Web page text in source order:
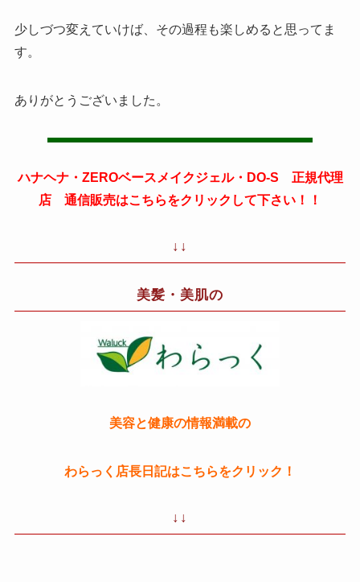
少しづつ変えていけば、その過程も楽しめると思ってま
す。
ありがとうございました。
ハナヘナ・ZEROベースメイクジェル・DO-S 正規代理
店 通信販売はこちらをクリックして下さい！！
↓↓
美髪・美肌の
美容と健康の情報満載の
わらっく店長日記はこちらをクリック！
↓↓